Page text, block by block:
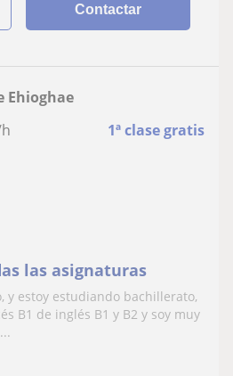
Contactar
1ª clase gratis
Ehioghae
las asignaturas
y estoy estudiando bachillerato,
B1 de inglés B1 y B2 y soy muy